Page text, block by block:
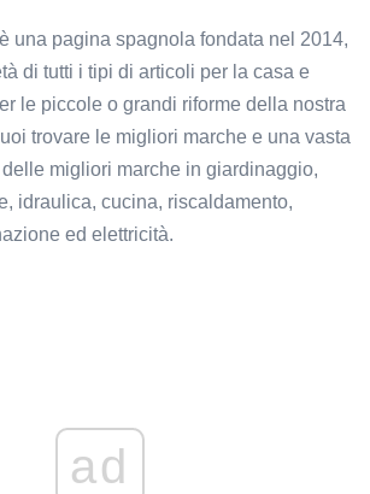
una pagina spagnola fondata nel 2014,
di tutti i tipi di articoli per la casa e
le piccole o grandi riforme della nostra
trovare le migliori marche e una vasta
migliori marche in giardinaggio,
idraulica, cucina, riscaldamento,
ed elettricità.
ad